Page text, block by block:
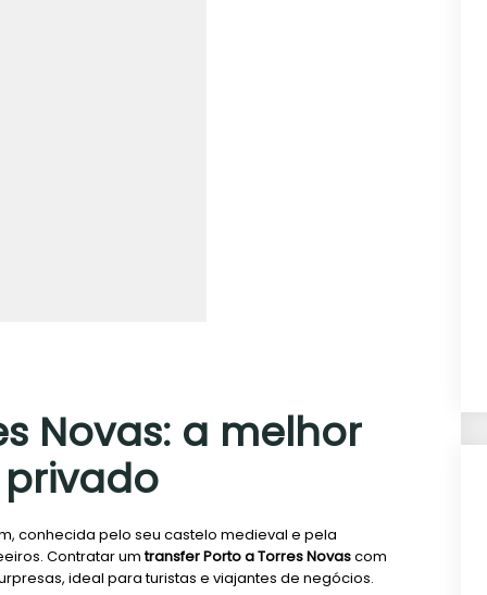
Novas: a melhor
conhecida pelo seu castelo medieval e pela
Contratar umtransfer Porto a Torres Novascom
ideal para turistas e viajantes de negócios.